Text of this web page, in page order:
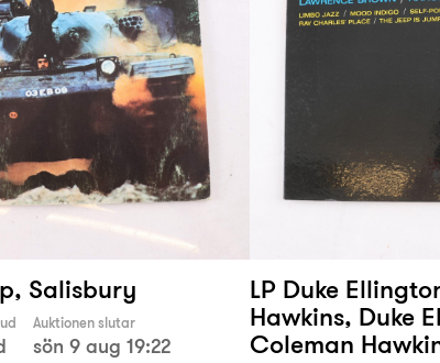
Salisbury
Auktionen slutar
sön 9 aug 19:22
LP Duke
Hawkins, Duke
Coleman